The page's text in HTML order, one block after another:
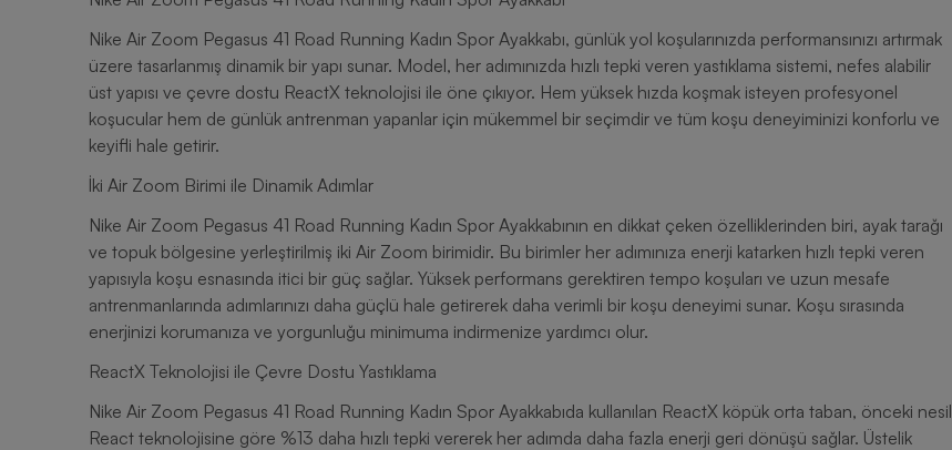
Nike Air Zoom Pegasus 41 Road Running Kadın Spor Ayakkabı, günlük yol koşularınızda performansınızı artırmak
üzere tasarlanmış dinamik bir yapı sunar. Model, her adımınızda hızlı tepki veren yastıklama sistemi, nefes alabilir
üst yapısı ve çevre dostu ReactX teknolojisi ile öne çıkıyor. Hem yüksek hızda koşmak isteyen profesyonel
koşucular hem de günlük antrenman yapanlar için mükemmel bir seçimdir ve tüm koşu deneyiminizi konforlu ve
keyifli hale getirir.
İki Air Zoom Birimi ile Dinamik Adımlar
Nike Air Zoom Pegasus 41 Road Running Kadın Spor Ayakkabının en dikkat çeken özelliklerinden biri, ayak tarağı
ve topuk bölgesine yerleştirilmiş iki Air Zoom birimidir. Bu birimler her adımınıza enerji katarken hızlı tepki veren
yapısıyla koşu esnasında itici bir güç sağlar. Yüksek performans gerektiren tempo koşuları ve uzun mesafe
antrenmanlarında adımlarınızı daha güçlü hale getirerek daha verimli bir koşu deneyimi sunar. Koşu sırasında
enerjinizi korumanıza ve yorgunluğu minimuma indirmenize yardımcı olur.
ReactX Teknolojisi ile Çevre Dostu Yastıklama
Nike Air Zoom Pegasus 41 Road Running Kadın Spor Ayakkabıda kullanılan ReactX köpük orta taban, önceki nesil
React teknolojisine göre %13 daha hızlı tepki vererek her adımda daha fazla enerji geri dönüşü sağlar. Üstelik